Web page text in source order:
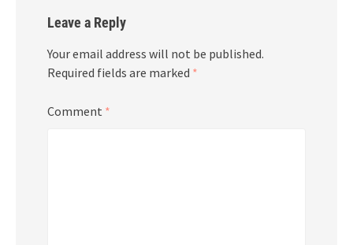
Leave a Reply
Your email address will not be published.
Required fields are marked *
Comment *